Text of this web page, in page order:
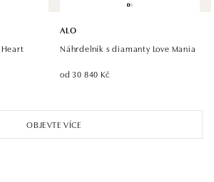
Hilton, Košice
od 09:00
01 Bratislava
OBJEVTE VÍCE
ALO
Náhrdelník s diamanty Love Mania
od 30 840 Kč